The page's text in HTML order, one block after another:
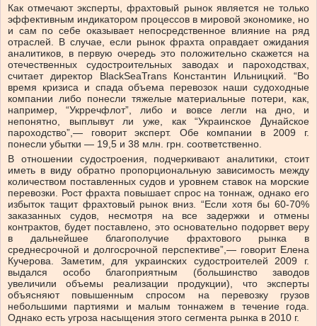
Как отмечают эксперты, фрахтовый рынок является не только
эффективным индикатором процессов в мировой экономике, но
и сам по себе оказывает непосредственное влияние на ряд
отраслей. В случае, если рынок фрахта оправдает ожидания
аналитиков, в первую очередь это положительно скажется на
отечественных судостроительных заводах и пароходствах,
считает директор BlackSeaTrans Константин Ильницкий. “Во
время кризиса и спада объема перевозок наши судоходные
компании либо понесли тяжелые материальные потери, как,
например, “Укрречфлот”, либо и вовсе легли на дно, и
непонятно, выплывут ли уже, как “Украинское Дунайское
пароходство”,— говорит эксперт. Обе компании в 2009 г.
понесли убытки — 19,5 и 38 млн. грн. соответственно.
В отношении судостроения, подчеркивают аналитики, стоит
иметь в виду обратно пропорциональную зависимость между
количеством поставленных судов и уровнем ставок на морские
перевозки. Рост фрахта повышает спрос на тоннаж, однако его
избыток тащит фрахтовый рынок вниз. “Если хотя бы 60-70%
заказанных судов, несмотря на все задержки и отмены
контрактов, будет поставлено, это основательно подорвет веру
в дальнейшее благополучие фрахтового рынка в
среднесрочной и долгосрочной перспективе”,— говорит Елена
Кучерова. Заметим, для украинских судостроителей 2009 г.
выдался особо благоприятным (большинство заводов
увеличили объемы реализации продукции), что эксперты
объясняют повышенным спросом на перевозку грузов
небольшими партиями и малым тоннажем в течение года.
Однако есть угроза насыщения этого сегмента рынка в 2010 г.